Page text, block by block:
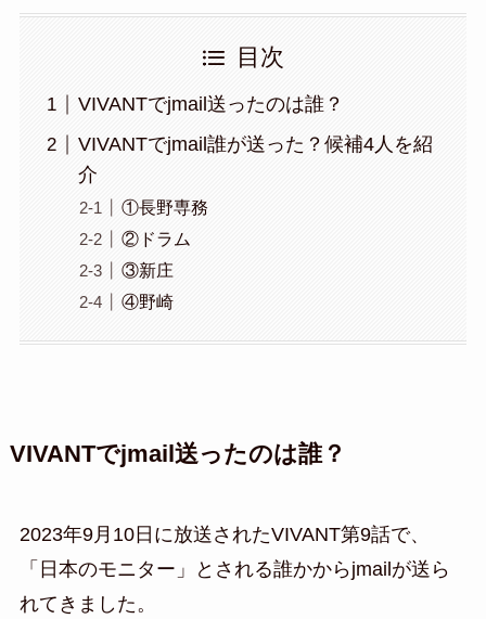
目次
VIVANTでjmail送ったのは誰？
VIVANTでjmail誰が送った？候補4人を紹
介
①長野専務
②ドラム
③新庄
④野崎
VIVANTでjmail送ったのは誰？
2023年9月10日に放送されたVIVANT第9話で、
「日本のモニター」とされる誰かからjmailが送ら
れてきました。